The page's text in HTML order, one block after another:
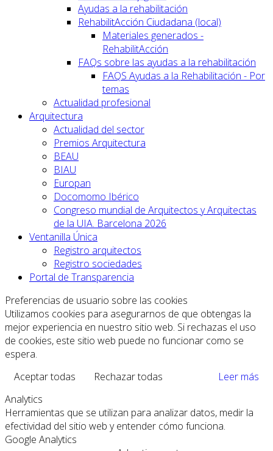
Ayudas a la rehabilitación
RehabilitAcción Ciudadana (local)
Materiales generados -
RehabilitAcción
FAQs sobre las ayudas a la rehabilitación
FAQS Ayudas a la Rehabilitación - Por
temas
Actualidad profesional
Arquitectura
Actualidad del sector
Premios Arquitectura
BEAU
BIAU
Europan
Docomomo Ibérico
Congreso mundial de Arquitectos y Arquitectas
de la UIA. Barcelona 2026
Ventanilla Única
Registro arquitectos
Registro sociedades
Portal de Transparencia
Preferencias de usuario sobre las cookies
Utilizamos cookies para asegurarnos de que obtengas la
mejor experiencia en nuestro sitio web. Si rechazas el uso
de cookies, este sitio web puede no funcionar como se
espera.
Aceptar todas
Rechazar todas
Leer más
Analytics
Herramientas que se utilizan para analizar datos, medir la
efectividad del sitio web y entender cómo funciona.
Google Analytics